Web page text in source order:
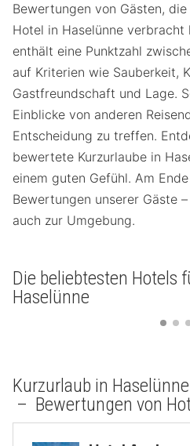
Bewertungen von Gästen,
Hotel in Haselünne
enthält eine Punktzahl
auf Kriterien wie Sauberkeit,
Gastfreundschaft und Lage.
Einblicke von anderen
Entscheidung zu treffen.
bewertete Kurzurlaube in
einem guten Gefühl. Am
Bewertungen unserer Gäste
auch zur Umgebung.
Die beliebtesten Hotels
Haselünne
Kurzurlaub in
– Bewertungen von